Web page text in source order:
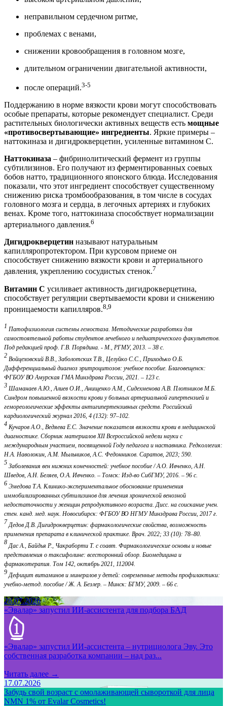
неправильном сердечном ритме,
проблемах с венами,
снижении кровообращения в головном мозге,
длительном ограничении двигательной активности,
после операций.3-5
Поддержанию в норме вязкости крови могут способствовать
особые препараты, которые рекомендует специалист. Среди
растительных биологически активных веществ есть мощные
«противосвертывающие» ингредиенты. Яркие примеры –
наттокиназа и дигидрокверцетин, усиленные витамином С.
Наттокиназа – фибринолитический фермент из группы
субтилизинов. Его получают из ферментированных соевых
бобов натто, традиционного японского блюда. Исследования
показали, что этот ингредиент способствует существенному
снижению риска тромбообразования, в том числе в сосудах
головного мозга и сердца, в легочных артериях и глубоких
венах. Кроме того, наттокиназа способствует нормализации
артериального давления.6
Дигидрокверцетин называют натуральным
капилляропротектором. При курсовом приеме он
способствует снижению вязкости крови и артериального
давления, укреплению сосудистых стенок.7
Витамин С усиливает активность дигидрокверцетина,
способствует регуляции свертываемости крови и снижению
проницаемости капилляров.8,9
1 Патофизиология системы гемостаза. Методические разработки для
самостоятельной работы студентов лечебного и педиатрического факультетов.
Под редакцией проф. Г.В. Порядина. - М., РГМУ, 2013. – 38 с.
2 Войцеховский В.В., Заболотских Т.В., Целуйко С.С., Приходько О.Б.
Дифференциальный диагноз эритроцитозов: учебное пособие. Благовещенск:
ФГБОУ ВО Амурская ГМА Минздрава России, 2021. – 123 с.
3 Шаманаев А.Ю., Алиев О.И., Анищенко А.М., Сидехменова А.В. Плотников М.Б.
Синдром повышенной вязкости крови у больных артериальной гипертензией и
гемореологические эффекты антигипертензивных средств. Российский
кардиологический журнал 2016, 4 (132): 97–102.
4 Кучаров А.О., Ведяева Е.С. Значение показателя вязкости крови в медицинской
диагностике. Сборник материалов ХII Всероссийской недели науки с
международным участием, посвященной Году педагога и наставника. Редколлегия:
Н.А. Наволокин, А.М. Мыльников, А.С. Федонников. Саратов, 2023; 590.
5 Заболевания вен нижних конечностей: учебное пособие / А.О. Ивченко, А.Н.
Шведов, А.Н. Беляев, О.А. Ивченко. – Томск: Изд-во СибГМУ, 2016. – 96 с.
6 Эмедова Т.А. Клинико-экспериментальное обоснование применения
иммобилизированных субтилизинов для лечения хронической венозной
недостаточности у женщин репродуктивного возраста. Дисс. на соискание учен.
стен. канд. мед. наук. Новосибирск: ФГБОУ ВО НГМУ Минздрава России, 2017 г.
7Дедов Д.В. Дигидрокверцетин: фармакологические свойства, возможность
применения препарата в клинической практике. Врач. 2022; 33 (10): 78–80.
8 Дас А., Байдья Р., Чакраборти Т. с соавт. Фармакологические основы и новые
представления о таксифолине: всесторонний обзор. Биомедицина и
фармакотерапия. Том 142, октябрь 2021, 112004.
9Дефицит витаминов и минералов у детей: современные методы профилактики:
учебно-метод. пособие / Ж. А. Безлер. – Минск: БГМУ, 2009. – 66 с.
28.07.2026
«Эвалар» запустил ИИ-ассистента для подбора БАД
«Эвалар» запустил ИИ-ассистента – нутрициолога Эву. Это
собственная разработка компании – над раз...
Читать далее →
17.07.2026
Забудь свой возраст с омолаживающей сывороткой для лица
NMN 1% от Evalar Cosmetics!